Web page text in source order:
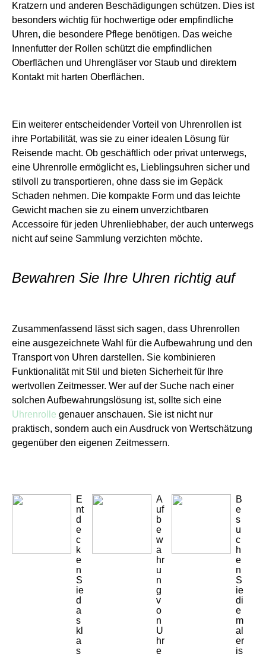
Kratzern und anderen Beschädigungen schützen. Dies ist
besonders wichtig für hochwertige oder empfindliche
Uhren, die besondere Pflege benötigen. Das weiche
Innenfutter der Rollen schützt die empfindlichen
Oberflächen und Uhrengläser vor Staub und direktem
Kontakt mit harten Oberflächen.
Ein weiterer entscheidender Vorteil von Uhrenrollen ist
ihre Portabilität, was sie zu einer idealen Lösung für
Reisende macht. Ob geschäftlich oder privat unterwegs,
eine Uhrenrolle ermöglicht es, Lieblingsuhren sicher und
stilvoll zu transportieren, ohne dass sie im Gepäck
Schaden nehmen. Die kompakte Form und das leichte
Gewicht machen sie zu einem unverzichtbaren
Accessoire für jeden Uhrenliebhaber, der auch unterwegs
nicht auf seine Sammlung verzichten möchte.
Bewahren Sie Ihre Uhren richtig auf
Zusammenfassend lässt sich sagen, dass Uhrenrollen
eine ausgezeichnete Wahl für die Aufbewahrung und den
Transport von Uhren darstellen. Sie kombinieren
Funktionalität mit Stil und bieten Sicherheit für Ihre
wertvollen Zeitmesser. Wer auf der Suche nach einer
solchen Aufbewahrungslösung ist, sollte sich eine
Uhrenrolle genauer anschauen. Sie ist nicht nur
praktisch, sondern auch ein Ausdruck von Wertschätzung
gegenüber den eigenen Zeitmessern.
E
nt
d
e
c
k
e
n
S
ie
d
a
s
kl
a
s
A
uf
b
e
w
a
hr
u
n
g
v
o
n
U
hr
e
B
e
s
u
c
h
e
n
S
ie
di
e
m
al
er
is